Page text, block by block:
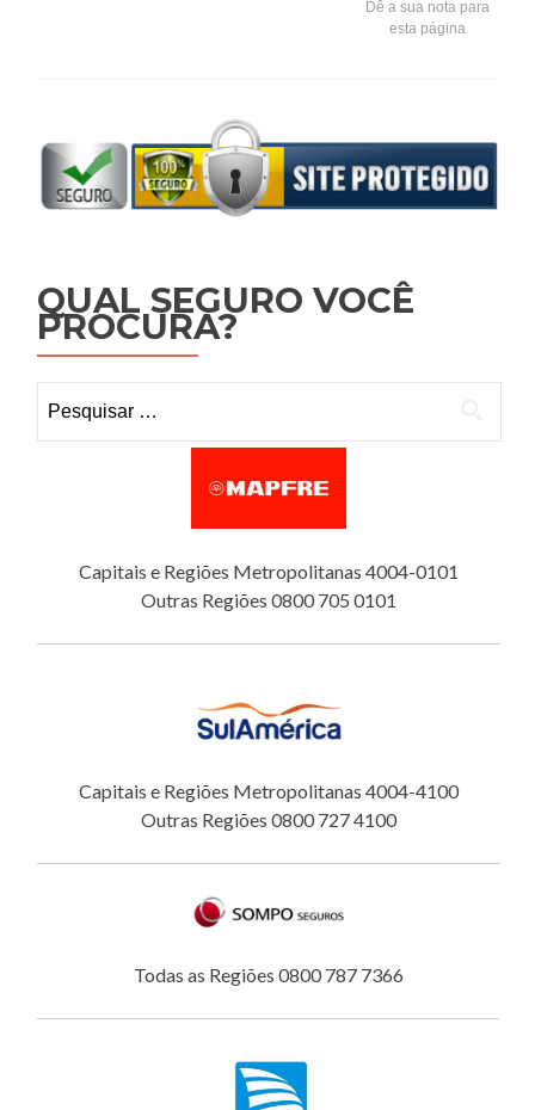
Dê a sua nota para
esta página
QUAL SEGURO VOCÊ
PROCURA?
Capitais e Regiões Metropolitanas 4004-0101
Outras Regiões 0800 705 0101
Capitais e Regiões Metropolitanas 4004-4100
Outras Regiões 0800 727 4100
Todas as Regiões 0800 787 7366